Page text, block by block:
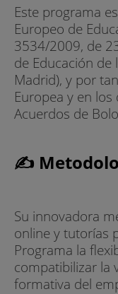
Este programa
Europeo de
3534/2009, de
de Educación
Madrid), y por
Europea y en
Acuerdos de
✍
Su innovadora
online y tutorías
Programa la
compatibilizar la
formativa del